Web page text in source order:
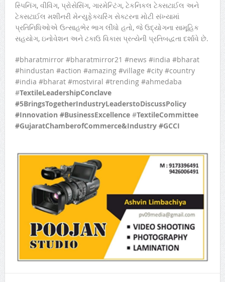
સ્પિનિંગ, વીવિંગ, પ્રોસેસિંગ, ગારમેન્ટિંગ, ટેકનિકલ ટેક્સટાઈલ અને
ટેક્સટાઈલ મશીનરી મેન્યુફેક્ચરિંગ સેક્ટરના મોટી સંખ્યામાં
પ્રતિનિધિઓએ ઉત્સાહભેર ભાગ લીધો હતો, જે ઉદ્યોગના સામૂહિક
સહયોગ, ઇનોવેશન અને ટકાઉ વિકાસ પ્રત્યેની પ્રતિબદ્ધતા દર્શાવે છે.
#bharatmirror #bharatmirror21 #news #india #bharat
#hindustan #action #amazing #village #city #country
#india #bharat #mostviral #trending #ahmedaba
#TextileLeadershipConclave
#5BringsTogetherIndustryLeaderstoDiscussPolicy
#Innovation #BusinessExcellence#TextileCommittee
#GujaratChamberofCommerce&Industry #GCCI